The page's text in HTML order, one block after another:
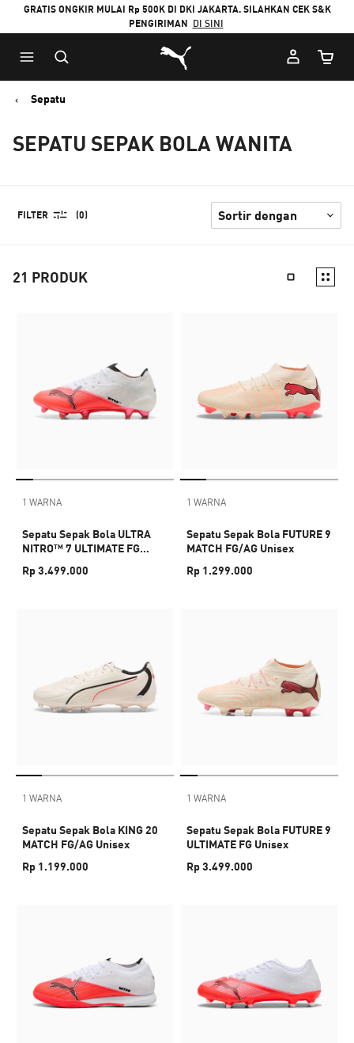
GRATIS ONGKIR MULAI Rp 500K DI DKI JAKARTA. SILAHKAN CEK S&K
PENGIRIMAN DI SINI
Puma Beranda
Sepatu
SEPATU SEPAK BOLA WANITA
FILTER (0)
21 PRODUK
1 WARNA
Sepatu Sepak Bola ULTRA
NITRO™ 7 ULTIMATE FG
Rp 3.499.000
1 WARNA
Sepatu Sepak Bola FUTURE 9
MATCH FG/AG Unisex
Rp 1.299.000
1 WARNA
Sepatu Sepak Bola KING 20
MATCH FG/AG Unisex
Rp 1.199.000
1 WARNA
Sepatu Sepak Bola FUTURE 9
ULTIMATE FG Unisex
Rp 3.499.000